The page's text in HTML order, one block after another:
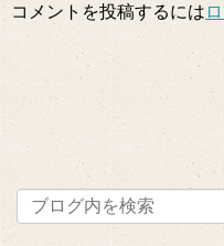
コメントを投稿するには